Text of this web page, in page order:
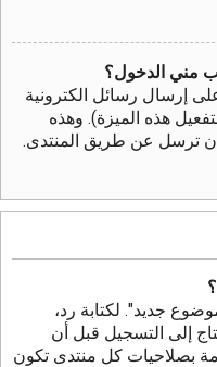
مني الدخول؟
إرسال رسائل الكترونية
هذه الميزة). وهذه
أن ترسل عن طريق المنتدى.
جديد". لكتابة رد،
إلى التسجيل قبل أن
بصلاحيات كل منتدى تكون